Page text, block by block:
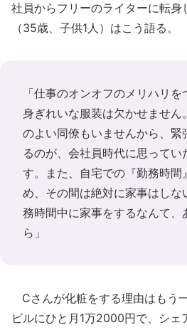
社員からフリーのライターに転身
（35歳、子供1人）はこう語る。
「仕事のオンオフのメリハリ
身ぎれいな服装は欠かせません
のよい同僚もいませんから、緊
るのが、会社員時代に思って
す。また、自宅での『勤務時間
め、その間は絶対に家事はしな
務時間中に家事をするなんて、
ら」
Cさんが化粧をする理由はもう
ビルにひと月1万2000円で、シェ